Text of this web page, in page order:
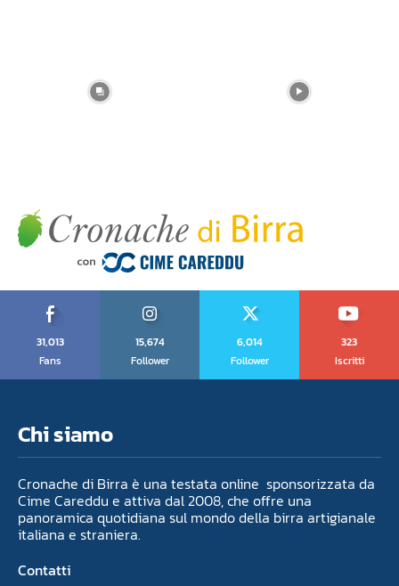
31,013
Fans
15,674
Follower
6,014
Follower
323
Iscritti
Chi siamo
Cronache di Birra è una testata online sponsorizzata da
Cime Careddu e attiva dal 2008, che offre una
panoramica quotidiana sul mondo della birra artigianale
italiana e straniera.
Contatti